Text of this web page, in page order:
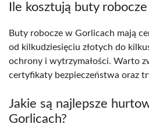
Ile kosztują buty
Buty robocze w Gorlicach mają
od kilkudziesięciu złotych do
ochrony i wytrzymałości. Warto
certyfikaty bezpieczeństwa oraz
Jakie są najlepsze
Gorlicach?